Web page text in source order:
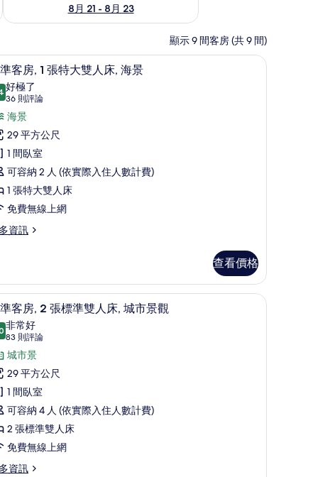
8月 21 - 8月 23
顯示 9 間客房 (共 9 間)
標準客房, 1 張特大雙人床, 海景 | 高級寢具、
8 客房, 1 張特大雙人床, 海景
分，滿分 10 分
好極了
36 則評論
(36
則
評
論)
海景
29 平方公尺
1 間臥室
可容納 2 人 (依實際入住人數計費)
1 張特大雙人床
免費無線上網
資訊
查看價格
高級寢具、迷你吧、客房內保險箱、書桌
7 客房, 2 張標準雙人床, 城市景觀
分，滿分 10 分
非常好
83 則評論
(83
則
評
論)
城市景
29 平方公尺
1 間臥室
可容納 4 人 (依實際入住人數計費)
2 張標準雙人床
免費無線上網
資訊